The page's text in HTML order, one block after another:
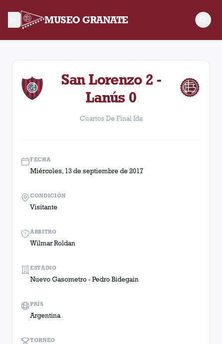
MUSEO GRANATE
Cuartos De Final Ida. Partido entre Lanús y San Lorenzo
San Lorenzo 2 -
Lanús 0
Cuartos De Final Ida
FECHA
Miércoles, 13 de septiembre de 2017
ÁRBITRO
Wilmar Roldan
TORNEO
CONDICIÓN
Visitante
ESTADIO
Nuevo Gasometro - Pedro Bidegain
PAÍS
Argentina